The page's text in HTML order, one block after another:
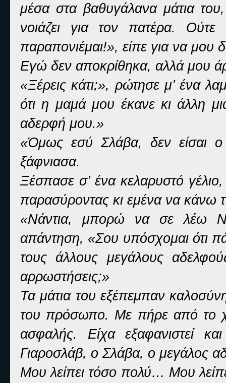
μέσα στα βαθυγάλανα μάτια
νοιάζει για τον πατέρα.
παραπονιέμαι!», είπε για να μου
Εγώ δεν αποκρίθηκα, αλλά μου
«Ξέρεις κάτι;», ρώτησε μ’ ένα
ότι η μαμά μου έκανε κι άλλη
αδερφή μου.»
«Όμως εσύ Σλάβα, δεν είσαι
ξάφνιασα.
Ξέσπασε σ’ ένα κελαρυστό
παρασύροντας κι εμένα να κάνω
«Νάντια, μπορώ να σε λέω
απάντηση, «Σου υπόσχομαι ότι
τους άλλους μεγάλους
αρρωστήσεις;»
Τα μάτια του εξέπεμπαν
του πρόσωπο. Με πήρε από το
ασφαλής. Είχα εξαφανιστεί
Γιαροσλάβ, ο Σλάβα, ο μεγάλος
Μου λείπει τόσο πολύ… Μου